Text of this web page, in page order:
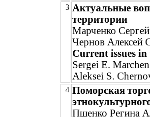
3 Актуальные
территории
Марченко
Чернов Алексей
Current issues
Sergei E.
Aleksei S.
4 Поморская
Пшенко Регина